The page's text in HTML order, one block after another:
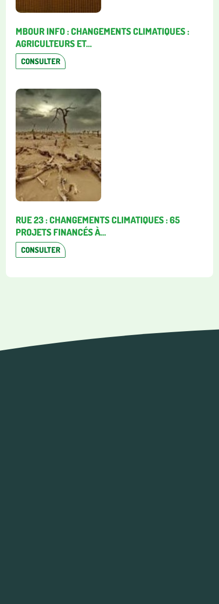
MBOUR INFO : CHANGEMENTS CLIMATIQUES :
AGRICULTEURS ET...
CONSULTER
RUE 23 : CHANGEMENTS CLIMATIQUES : 65
PROJETS FINANCÉS À...
CONSULTER